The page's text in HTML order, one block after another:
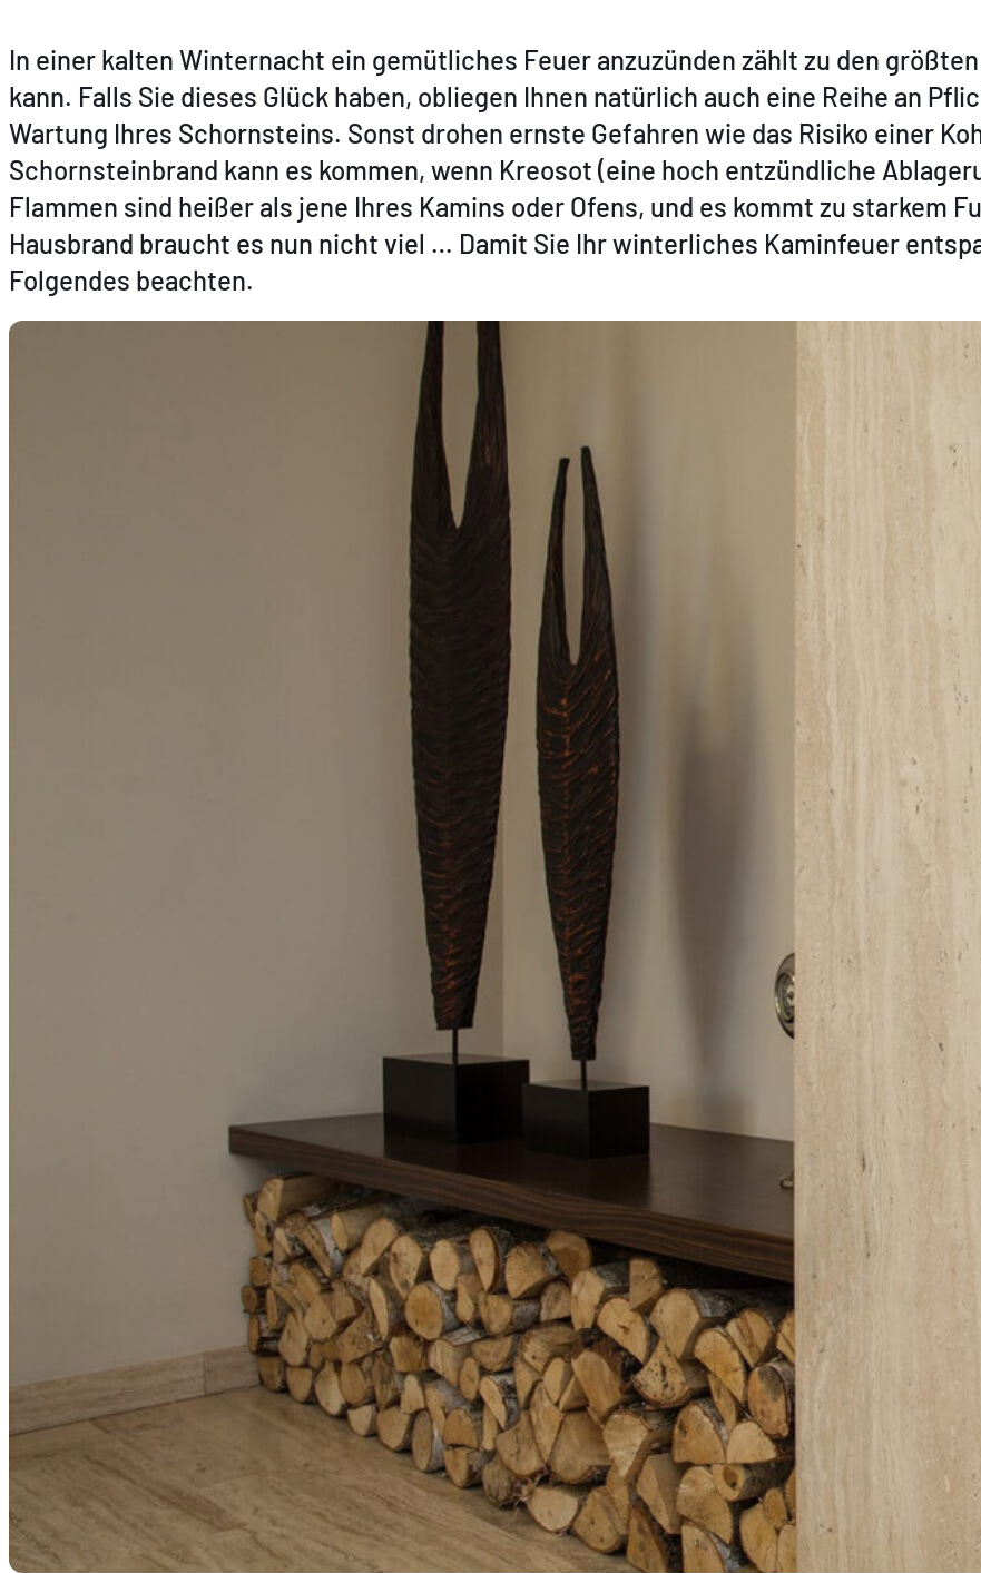
In einer kalten Winternacht ein gemütliches Feuer anzuzünden zählt zu den
kann. Falls Sie dieses Glück haben, obliegen Ihnen natürlich auch eine Reihe an
Wartung Ihres Schornsteins. Sonst drohen ernste Gefahren wie das Risiko einer
Schornsteinbrand kann es kommen, wenn Kreosot (eine hoch entzündliche
Flammen sind heißer als jene Ihres Kamins oder Ofens, und es kommt zu starkem
Hausbrand braucht es nun nicht viel … Damit Sie Ihr winterliches Kaminfeuer
Folgendes beachten.